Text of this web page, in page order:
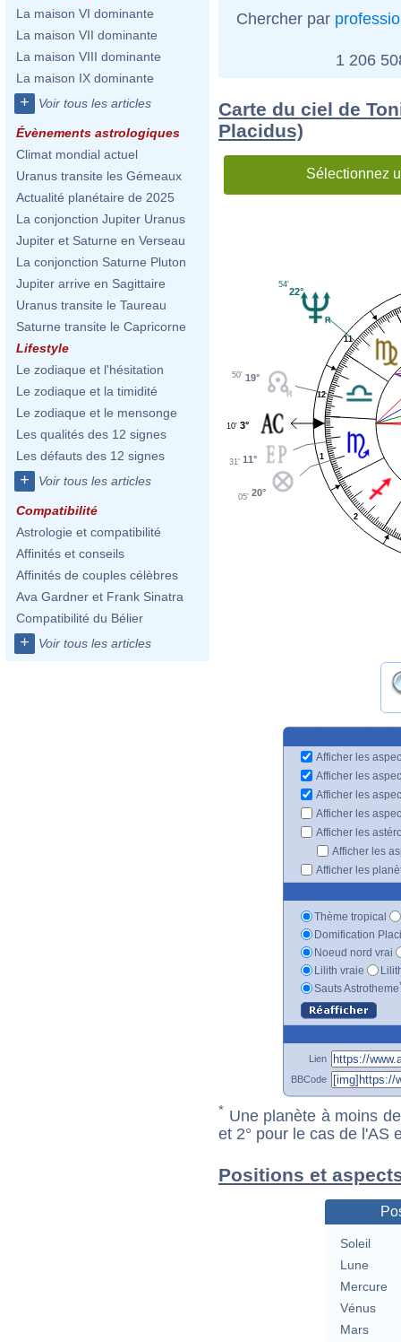
La maison VI dominante
La maison VII dominante
La maison VIII dominante
La maison IX dominante
+ Voir tous les articles
Évènements astrologiques
Climat mondial actuel
Uranus transite les Gémeaux
Actualité planétaire de 2025
La conjonction Jupiter Uranus
Jupiter et Saturne en Verseau
La conjonction Saturne Pluton
Jupiter arrive en Sagittaire
Uranus transite le Taureau
Saturne transite le Capricorne
Lifestyle
Le zodiaque et l'hésitation
Le zodiaque et la timidité
Le zodiaque et le mensonge
Les qualités des 12 signes
Les défauts des 12 signes
+ Voir tous les articles
Compatibilité
Astrologie et compatibilité
Affinités et conseils
Affinités de couples célèbres
Ava Gardner et Frank Sinatra
Compatibilité du Bélier
+ Voir tous les articles
Chercher par
1 206
Carte du ciel de
Placidus)
Sélectionnez
1
2
11
12
22°
54'
19°
50'
3°
10'
11°
31'
20°
05'
Afficher les
Afficher les
Afficher les
Afficher les
Afficher les
Afficher les
Afficher les
Thème tropical
Domification
Noeud nord vrai
Lilith vraie
Sauts Astrotheme
Lien
BBCode
* Une planète à moins
et 2° pour le cas de l'AS
Positions et
Soleil
Lune
Mercure
Vénus
Mars